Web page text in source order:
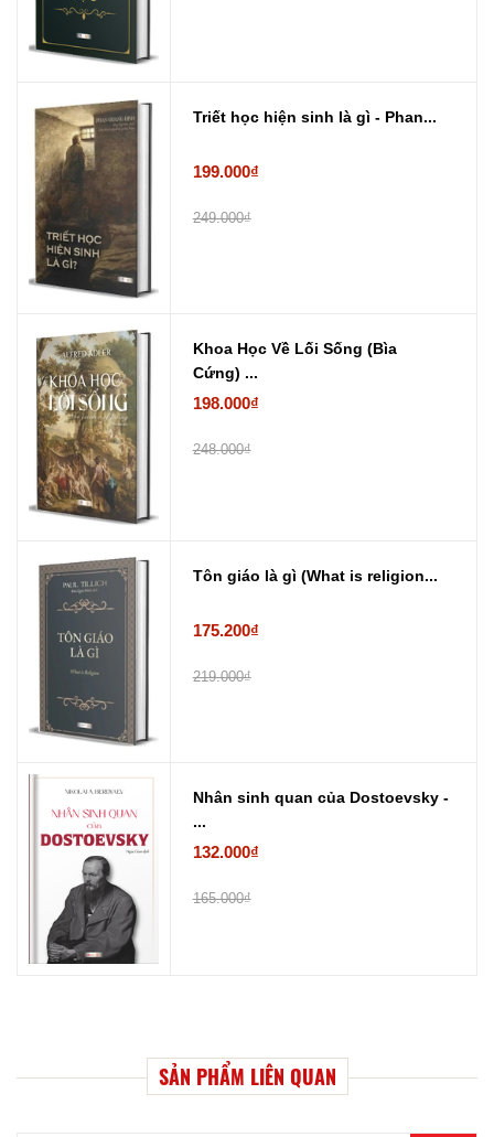
Triết học hiện sinh là gì - Phan...
199.000₫
249.000₫
Khoa Học Về Lối Sống (Bìa
Cứng) ...
198.000₫
248.000₫
Tôn giáo là gì (What is religion...
175.200₫
219.000₫
Nhân sinh quan của Dostoevsky -
...
132.000₫
165.000₫
SẢN PHẨM LIÊN QUAN